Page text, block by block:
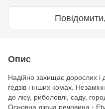
Опис
Надійно захищає дорослих і
гедзів і інших комах.
до лісу, риболовлі, саду,
Основна діюча речовина -